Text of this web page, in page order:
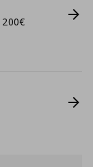
200€